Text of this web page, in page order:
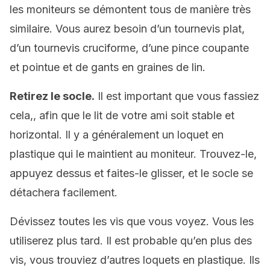
les moniteurs se démontent tous de manière très
similaire. Vous aurez besoin d’un tournevis plat,
d’un tournevis cruciforme, d’une pince coupante
et pointue et de gants en graines de lin.
Retirez le socle. Il est important que vous fassiez
cela,, afin que le lit de votre ami soit stable et
horizontal. Il y a généralement un loquet en
plastique qui le maintient au moniteur. Trouvez-le,
appuyez dessus et faites-le glisser, et le socle se
détachera facilement.
Dévissez toutes les vis que vous voyez. Vous les
utiliserez plus tard. Il est probable qu’en plus des
vis, vous trouviez d’autres loquets en plastique. Ils